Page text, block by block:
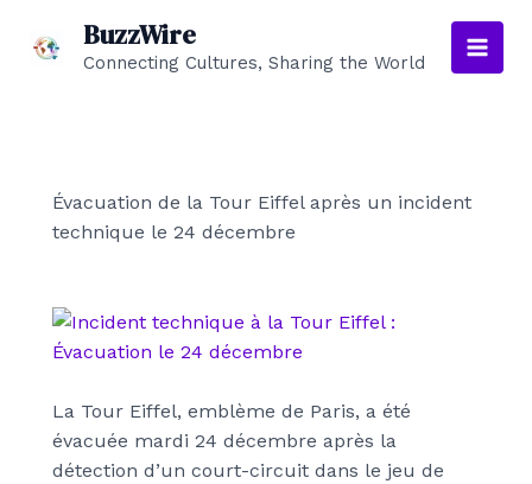
BuzzWire
Connecting Cultures, Sharing the World
Main
Évacuation de la Tour Eiffel après un incident
technique le 24 décembre
La Tour Eiffel, emblème de Paris, a été
évacuée mardi 24 décembre après la
détection d’un court-circuit dans le jeu de